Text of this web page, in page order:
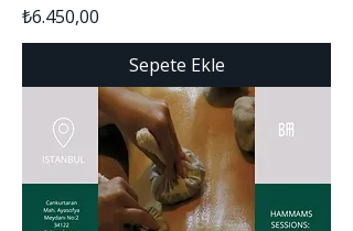
Fiyat
₺6.450,00
Sepete Ekle